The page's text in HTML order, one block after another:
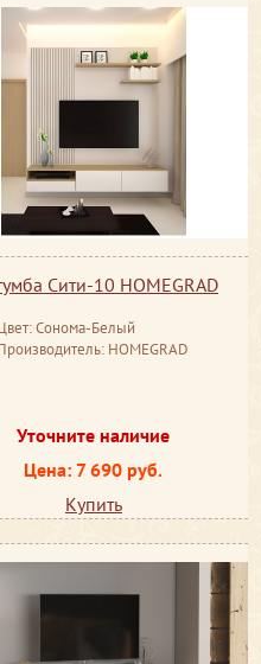
Сити-10 HOMEGRAD
Сонома-Белый
HOMEGRAD
Уточните наличие
Цена: 7 690 руб.
Купить